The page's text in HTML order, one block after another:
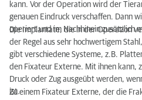
kann. Vor der Operation wird der
genauen Eindruck verschaffen. Dann
operiert und im Nachhinein zusätzlich
Die Implantate, die in der Operation
der Regel aus sehr hochwertigem
gibt verschiedene Systeme, z.B.
den Fixateur Externe. Mit ihnen kann,
Druck oder Zug ausgeübt werden,
ist.
Zu einem Fixateur Externe, der die